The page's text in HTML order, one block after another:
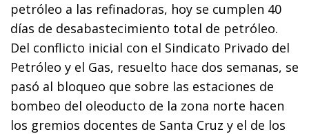
petróleo a las refinadoras, hoy se cumplen 40
días de desabastecimiento total de petróleo.
Del conflicto inicial con el Sindicato Privado del
Petróleo y el Gas, resuelto hace dos semanas, se
pasó al bloqueo que sobre las estaciones de
bombeo del oleoducto de la zona norte hacen
los gremios docentes de Santa Cruz y el de los